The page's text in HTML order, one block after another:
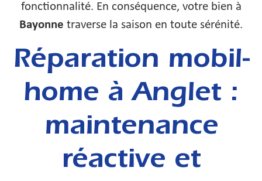
fonctionnalité. En conséquence, votre bien à
Bayonne traverse la saison en toute sérénité.
Réparation mobil-
home à Anglet :
maintenance
réactive et